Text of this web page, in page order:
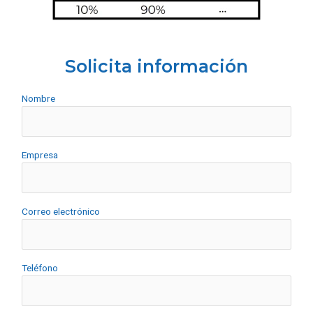
Solicita información
Nombre
Empresa
Correo electrónico
Teléfono